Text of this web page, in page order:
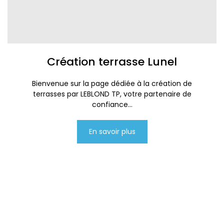
Création terrasse Lunel
Bienvenue sur la page dédiée à la création de
terrasses par LEBLOND TP, votre partenaire de
confiance...
En savoir plus